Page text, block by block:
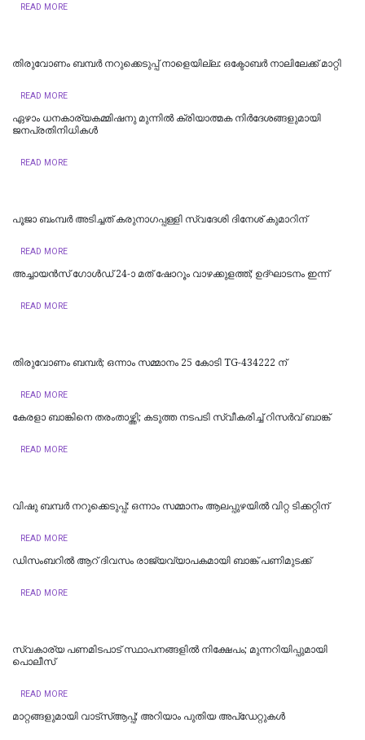
READ MORE
തിരുവോണം ബമ്പര്‍ നറുക്കെടുപ്പ് നാളെയില്ല: ഒക്ടോബര്‍ നാലിലേക്ക് മാറ്റി
READ MORE
ഏഴാം ധനകാര്യകമ്മിഷനു മുന്നിൽ ക്രിയാത്മക നിർദേശങ്ങളുമായി
ജനപ്രതിനിധികൾ
READ MORE
പൂജാ ബംമ്പർ അടിച്ചത് കരുനാഗപ്പള്ളി സ്വദേശി ദിനേശ് കുമാറിന്
READ MORE
അച്ചായൻസ് ഗോൾഡ് 24-ാ മത് ഷോറൂം വാഴക്കുളത്ത്; ഉദ്ഘാടനം ഇന്ന്
READ MORE
തിരുവോണം ബമ്പർ; ഒന്നാം സമ്മാനം 25 കോടി TG-434222 ന്
READ MORE
കേരളാ ബാങ്കിനെ തരംതാഴ്ത്തി; കടുത്ത നടപടി സ്വീകരിച്ച് റിസര്‍വ് ബാങ്ക്
READ MORE
വിഷു ബമ്പർ നറുക്കെടുപ്പ്: ഒന്നാം സമ്മാനം ആലപ്പുഴയില്‍ വിറ്റ ടിക്കറ്റിന്
READ MORE
ഡിസംബറിൽ ആറ് ദിവസം രാജ്യവ്യാപകമായി ബാങ്ക് പണിമുടക്ക്
READ MORE
സ്വകാര്യ പണമിടപാട് സ്ഥാപനങ്ങളില്‍ നിക്ഷേപം; മുന്നറിയിപ്പുമായി
പൊലീസ്
READ MORE
മാറ്റങ്ങളുമായി വാട്സ്ആപ്പ്; അറിയാം പുതിയ അപ്ഡേറ്റുകൾ